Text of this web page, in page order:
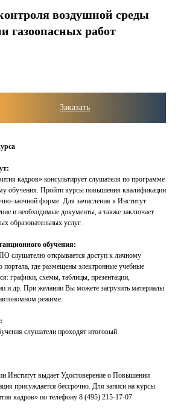
воздушной среды
газоопасных работ
Заказать
кадров» консультирует слушателя по программе
обучения. Пройти курсы повышения квалификации
заочной форме. Для зачисления в Институт
и необходимые документы, а также заключает
образовательных услуг.
обучения:
слушателю открывается доступ к личному
портала, где размещены электронные учебные
графики, схемы, таблицы, презентации,
и др. При желании Вы можете загрузить материалы
режиме.
слушатели проходят итоговый
Институт выдает Удостоверение о Повышении
присуждается бессрочно. Для записи на курсы
кадров» по телефону 8 (495) 215-17-07